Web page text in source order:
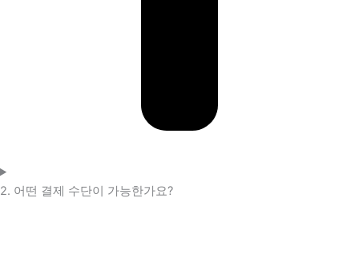
2. 어떤 결제 수단이 가능한가요?